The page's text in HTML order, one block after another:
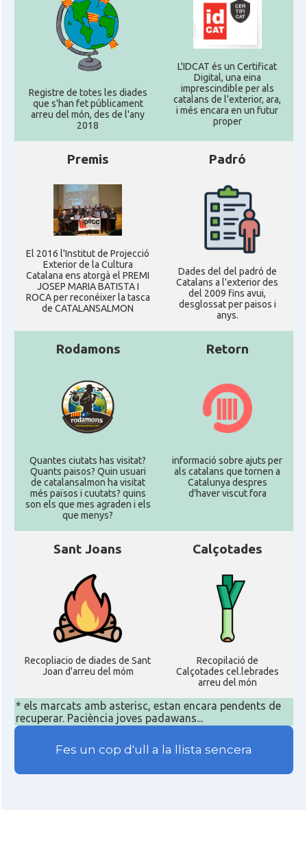
Registre de totes les diades
que s'han fet públicament
arreu del món, des de l'any
2018
L'IDCAT és un Certificat
Digital, una eina
imprescindible per als
catalans de l'exterior, ara,
i més encara en un futur
proper
Premis
El 2016 l'Institut de Projecció
Exterior de la Cultura
Catalana ens atorgà el PREMI
JOSEP MARIA BATISTA I
ROCA per reconéixer la tasca
de CATALANSALMON
Padró
Dades del del padró de
Catalans a l'exterior des
del 2009 fins avui,
desglossat per paisos i
anys.
Rodamons
Quantes ciutats has visitat?
Quants paisos? Quin usuari
de catalansalmon ha visitat
més països i cuutats? quins
son els que mes agraden i els
que menys?
Retorn
informació sobre ajuts per
als catalans que tornen a
Catalunya despres
d'haver viscut fora
Sant Joans
Recopliacio de diades de Sant
Joan d'arreu del móm
Calçotades
Recopilació de
Calçotades cel.lebrades
arreu del món
* els marcats amb asterisc, estan encara pendents de
recuperar. Paciència joves padawans...
Fes un cop d'ull a la llista sencera